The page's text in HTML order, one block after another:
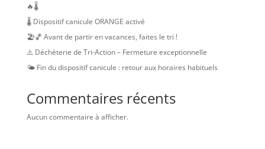
🔥🌡️
🌡️ Dispositif canicule ORANGE activé
🏖️🏀 Avant de partir en vacances, faites le tri !
⚠️ Déchèterie de Tri-Action – Fermeture exceptionnelle
🌤️ Fin du dispositif canicule : retour aux horaires habituels
Commentaires récents
Aucun commentaire à afficher.